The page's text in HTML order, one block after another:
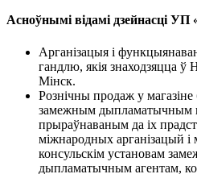
Асноўнымі відамі дзейнасці
Арганізацыя і
гандлю, якія знаходзяцца
Мінск.
Рознічны продаж у
замежным дыпламатычным
прыраўнаваным да іх
міжнародных арганізацый
консульскім установам
дыпламатычным агентам,